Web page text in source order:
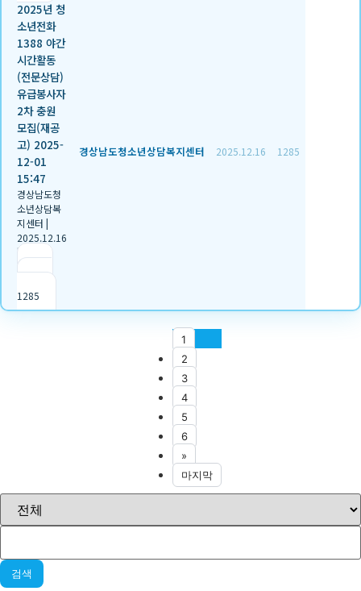
2025년 청
소년전화
1388 야간
시간활동
(전문상담)
유급봉사자
2차 충원
모집(재공
고) 2025-
12-01
15:47
경상남도청
소년상담복
지센터 |
2025.12.16
|
1285
경상남도청소년상담복지센터 2025.12.16 1285
1
2
3
4
5
6
»
마지막
검색